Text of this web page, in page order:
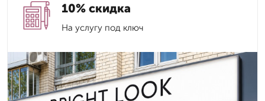
10% скидка
На услугу под ключ